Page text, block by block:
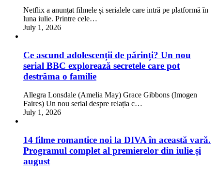
Netflix a anunțat filmele și serialele care intră pe platformă în
luna iulie. Printre cele…
July 1, 2026
Ce ascund adolescenții de părinți? Un nou
serial BBC explorează secretele care pot
destrăma o familie
Allegra Lonsdale (Amelia May) Grace Gibbons (Imogen
Faires) Un nou serial despre relația c…
July 1, 2026
14 filme romantice noi la DIVA în această vară.
Programul complet al premierelor din iulie și
august